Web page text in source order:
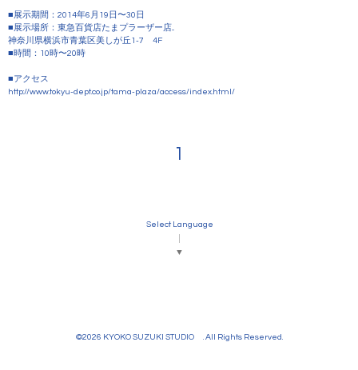
■展示期間：2014年6月19日〜30日
■展示場所：東急百貨店たまプラーザー店
神奈川県横浜市青葉区美しが丘1-7 4F
■時間：10時〜20時
■アクセス
http://www.tokyu-dept.co.jp/tama-plaza/access/index.html/
1
Select Language
▼
©2026 KYOKO SUZUKI STUDIO . All Rights Reserved.